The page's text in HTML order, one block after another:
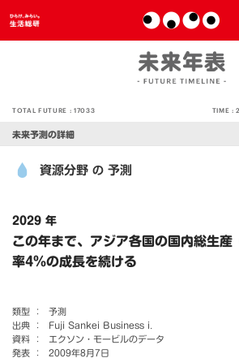
TOTAL FUTURE :17033 TIME :
未来予測の詳細
資源分野 の 予測
2029 年
この年まで、アジア各国の国内総生
率4％の成長を続ける
類型 ：
予測
出典 ：
Fuji Sankei Business i.
資料 ：
エクソン・モービルのデータ
発表 ：
2009年8月7日